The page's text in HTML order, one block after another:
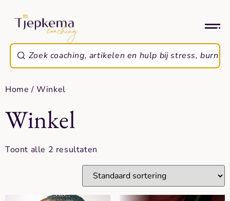
Home / Winkel
Winkel
Toont alle 2 resultaten